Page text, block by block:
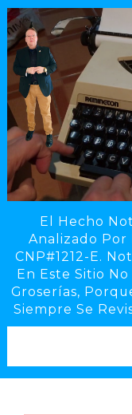
El Hecho
Analizado Por
CNP#1212-E.
En Este Sitio
Groserías,
Siempre Se